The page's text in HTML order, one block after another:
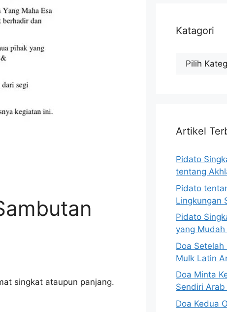
singkat ataupun panjang.
Katagori
Katagori
Artikel
Pidato
tentang
Pidato
Lingkungan
Pidato
yang
Doa
Mulk Latin
Doa Minta
Sendiri
Doa Kedua